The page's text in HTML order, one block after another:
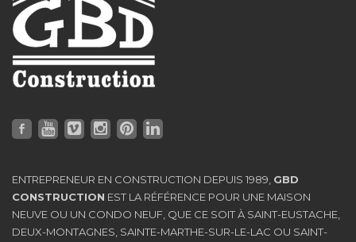
ENTREPRENEUR EN CONSTRUCTION DEPUIS 1989, GBD
CONSTRUCTION EST LA RÉFÉRENCE POUR UNE MAISON
NEUVE OU UN CONDO NEUF, QUE CE SOIT À SAINT-EUSTACHE,
DEUX-MONTAGNES, SAINTE-MARTHE-SUR-LE-LAC OU SAINT-